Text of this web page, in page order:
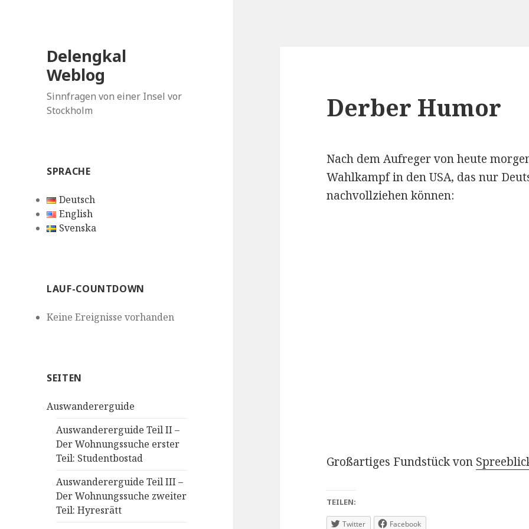
Delengkal
Weblog
Sinnfragen von einer Insel vor
Stockholm
SPRACHE
Deutsch
English
Svenska
LAUF-COUNTDOWN
Keine Ereignisse vorhanden
SEITEN
Auswandererguide
Auswandererguide Teil II –
Der Wohnungssuche erster
Teil: Studentbostad
Auswandererguide Teil III –
Der Wohnungssuche zweiter
Teil: Hyresrätt
Derber Humor
Nach dem Aufreger von heute
Wahlkampf in den USA, das nur
nachvollziehen können:
Großartiges Fundstück von
TEILEN:
Twitter Facebook